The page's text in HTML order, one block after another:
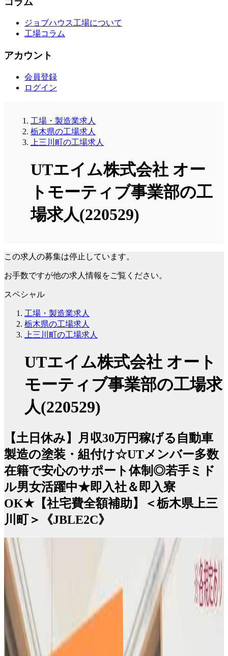
ジョブハウス工場について
工場コラム
アカウント
会員登録
ログイン
工場・製造業求人
栃木県の工場求人
上三川町の工場求人
UTエイム株式会社 オー
トモーティブ事業部の工
場求人(220529)
この求人の募集は停止しています。
お手数ですが他の求人情報をご覧ください。
スペシャル
工場・製造業求人
栃木県の工場求人
上三川町の工場求人
UTエイム株式会社 オート
モーティブ事業部の工場求
人(220529)
【土日休み】月収30万円稼げる自動車
製造の塗装・組付け☆UTメンバー多数
在籍で安心のサポート体制◎若手ミド
ル男女活躍中★即入社＆即入寮
OK★【社宅費全額補助】＜栃木県上三
川町＞《JBLE2C》